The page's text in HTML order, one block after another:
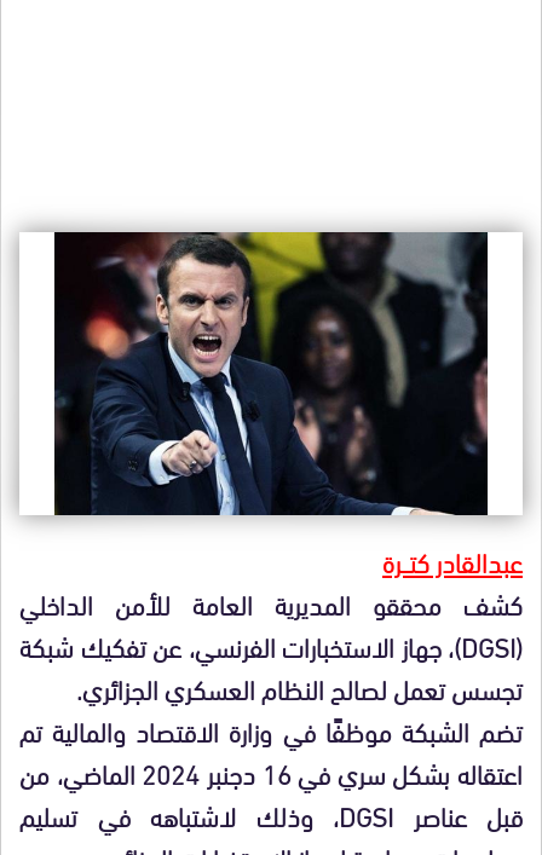
عبدالقادر كتـــرة
كشف محققو المديرية العامة للأمن الداخلي
(DGSI)، جهاز الاستخبارات الفرنسي، عن تفكيك شبكة
تجسس تعمل لصالح النظام العسكري الجزائري.
تضم الشبكة موظفًا في وزارة الاقتصاد والمالية تم
اعتقاله بشكل سري في 16 دجنبر 2024 الماضي، من
قبل عناصر DGSI، وذلك لاشتباهه في تسليم